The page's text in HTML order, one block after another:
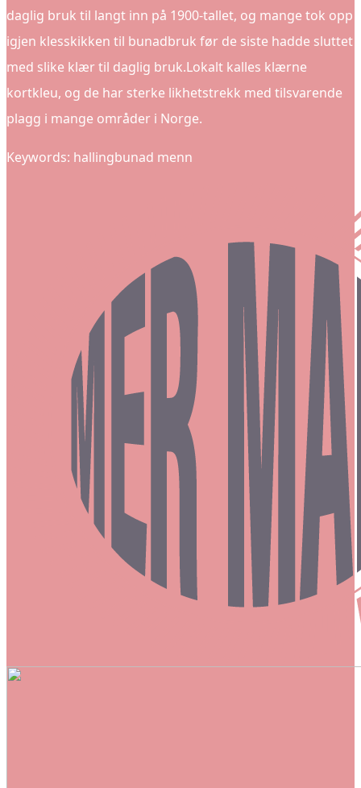
daglig bruk til langt inn på 1900-tallet, og mange tok opp
igjen klesskikken til bunadbruk før de siste hadde sluttet
med slike klær til daglig bruk.Lokalt kalles klærne
kortkleu, og de har sterke likhetstrekk med tilsvarende
plagg i mange områder i Norge.
Keywords: hallingbunad menn